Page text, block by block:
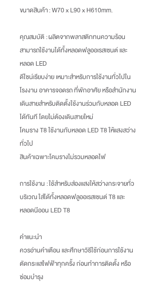
ขนาดสินค้า : W70 x L90 x H610mm.
คุณสมบัติ : ผลิตจากพลาสติกทนความร้อน
สามารถใช้งานได้ทั้งหลอดฟลูออเรสเซนต์ และ
หลอด LED
ดีไซน์เรียบง่าย เหมาะสำหรับการใช้งานทั่วไปใน
โรงงาน อาคารจอดรถ ที่พักอาศัย หรือสำนักงาน
เดินสายสำหรับติดตั้งใช้งานร่วมกับหลอด LED
ได้ทันที โดยไม่ต้องเดินสายใหม่
โคมราง T8 ใช้งานกับหลอด LED T8 ให้แสงสว่าง
ทั่วไป
สินค้าเฉพาะโคมรางไม่รวมหลอดไฟ
การใช้งาน : ใช้สำหรับส่องแสงให้สว่างกระจายทั่ว
บริเวณ ใส่ได้ทั้งหลอดฟลูออเรสเซนต์ T8 และ
หลอดนีออน LED T8
คำแนะนำ
ควรอ่านคำเตือน และศึกษาวิธีใช้ก่อนการใช้งาน
ตัดกระแสไฟฟ้าทุกครั้ง ก่อนทำการติดตั้ง หรือ
ซ่อมบำรุง